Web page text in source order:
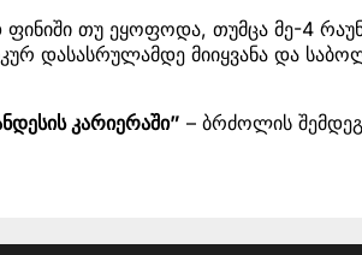
თუ ეყოფოდა, თუმცა მე-4
დასასრულამდე მიიყვანა და
კარიერაში” – ბრძოლის